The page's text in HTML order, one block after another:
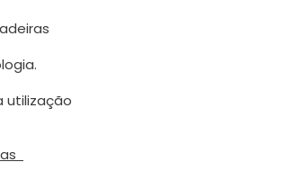
utilização